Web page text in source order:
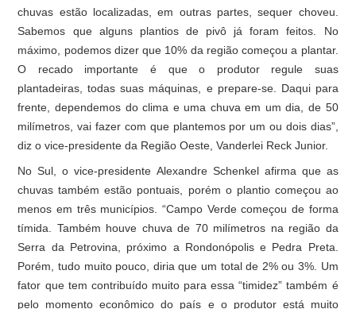
chuvas estão localizadas, em outras partes, sequer choveu.
Sabemos que alguns plantios de pivô já foram feitos. No
máximo, podemos dizer que 10% da região começou a plantar.
O recado importante é que o produtor regule suas
plantadeiras, todas suas máquinas, e prepare-se. Daqui para
frente, dependemos do clima e uma chuva em um dia, de 50
milímetros, vai fazer com que plantemos por um ou dois dias”,
diz o vice-presidente da Região Oeste, Vanderlei Reck Junior.
No Sul, o vice-presidente Alexandre Schenkel afirma que as
chuvas também estão pontuais, porém o plantio começou ao
menos em três municípios. “Campo Verde começou de forma
tímida. Também houve chuva de 70 milímetros na região da
Serra da Petrovina, próximo a Rondonópolis e Pedra Preta.
Porém, tudo muito pouco, diria que um total de 2% ou 3%. Um
fator que tem contribuído muito para essa “timidez” também é
pelo momento econômico do país e o produtor está muito